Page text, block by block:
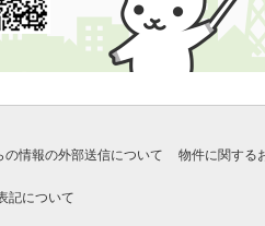
情報の外部送信について 物件に関する
記について